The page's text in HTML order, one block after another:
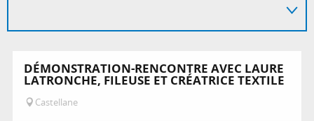
DÉMONSTRATION-RENCONTRE AVEC LAURE
LATRONCHE, FILEUSE ET CRÉATRICE TEXTILE
Castellane